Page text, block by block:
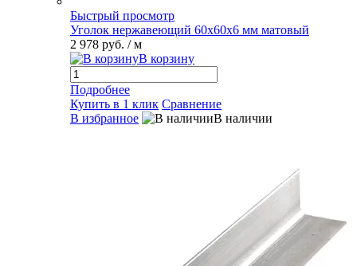
Быстрый просмотр
Уголок нержавеющий 60х60х6 мм матовый
2 978 руб. / м
В корзину
Подробнее
Купить в 1 клик Сравнение
В избранное
В наличии